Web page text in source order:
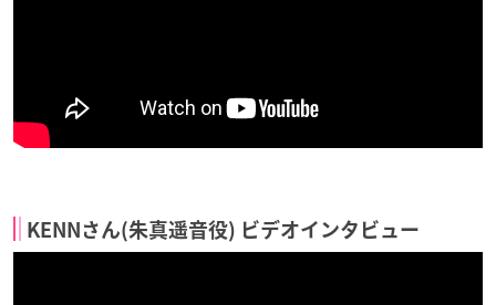
KENNさん(朱真遥音役) ビデオインタビュー